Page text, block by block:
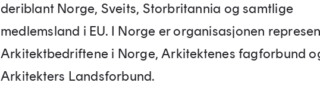
deriblant Norge, Sveits, Storbritannia og samtlige
medlemsland i EU. I Norge er organisasjonen
Arkitektbedriftene i Norge, Arkitektenes fagforbund
Arkitekters Landsforbund.